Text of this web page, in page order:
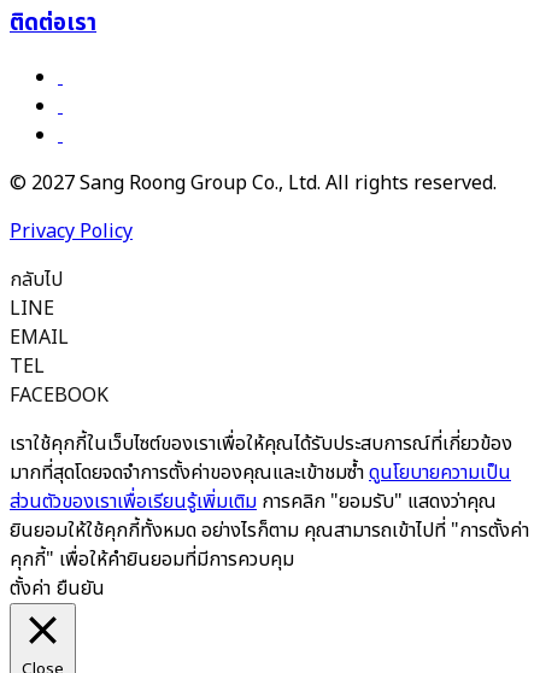
ติดต่อเรา
© 2027 Sang Roong Group Co., Ltd. All rights reserved.
Privacy Policy
กลับไป
LINE
EMAIL
TEL
FACEBOOK
เราใช้คุกกี้ในเว็บไซต์ของเราเพื่อให้คุณได้รับประสบการณ์ที่เกี่ยวข้อง
มากที่สุดโดยจดจำการตั้งค่าของคุณและเข้าชมซ้ำดูนโยบายความเป็น
ส่วนตัวของเราเพื่อเรียนรู้เพิ่มเติม การคลิก "ยอมรับ" แสดงว่าคุณ
ยินยอมให้ใช้คุกกี้ทั้งหมด อย่างไรก็ตาม คุณสามารถเข้าไปที่ "การตั้งค่า
คุกกี้" เพื่อให้คำยินยอมที่มีการควบคุม
ตั้งค่า ยืนยัน